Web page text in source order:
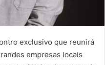
exclusivo que reunirá
empresas locais